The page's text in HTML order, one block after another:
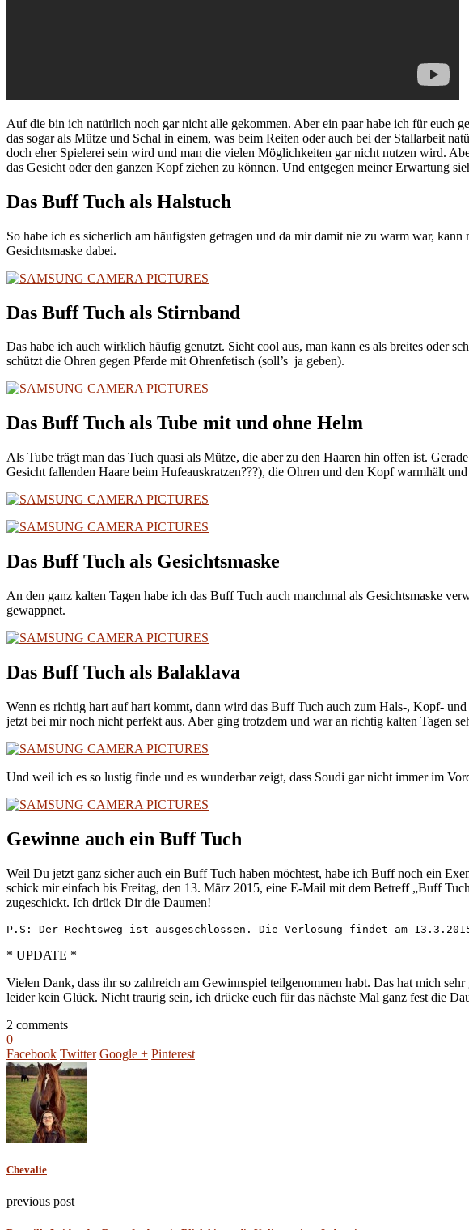
Auf die bin ich natürlich noch gar nicht alle gekommen. Aber ein paar habe ich für euch
das sogar als Mütze und Schal in einem, was beim Reiten oder auch bei der Stallarbeit
doch eher Spielerei sein wird und man die vielen Möglichkeiten gar nicht nutzen wird.
das Gesicht oder den ganzen Kopf ziehen zu können. Und entgegen meiner Erwartung
Das Buff Tuch als Halstuch
So habe ich es sicherlich am häufigsten getragen und da mir damit nie zu warm war,
Gesichtsmaske dabei.
Das Buff Tuch als Stirnband
Das habe ich auch wirklich häufig genutzt. Sieht cool aus, man kann es als breites oder
schützt die Ohren gegen Pferde mit Ohrenfetisch (soll’s ja geben).
Das Buff Tuch als Tube mit und ohne Helm
Als Tube trägt man das Tuch quasi als Mütze, die aber zu den Haaren hin offen ist.
Gesicht fallenden Haare beim Hufeauskratzen???), die Ohren und den Kopf warmhält
Das Buff Tuch als Gesichtsmaske
An den ganz kalten Tagen habe ich das Buff Tuch auch manchmal als Gesichtsmaske
gewappnet.
Das Buff Tuch als Balaklava
Wenn es richtig hart auf hart kommt, dann wird das Buff Tuch auch zum Hals-, Kopf-
jetzt bei mir noch nicht perfekt aus. Aber ging trotzdem und war an richtig kalten Tagen
Und weil ich es so lustig finde und es wunderbar zeigt, dass Soudi gar nicht immer im
Gewinne auch ein Buff Tuch
Weil Du jetzt ganz sicher auch ein Buff Tuch haben möchtest, habe ich Buff noch ein
schick mir einfach bis Freitag, den 13. März 2015, eine E-Mail mit dem Betreff „Buff
zugeschickt. Ich drück Dir die Daumen!
P.S: Der Rechtsweg ist ausgeschlossen. Die Verlosung findet am
* UPDATE *
Vielen Dank, dass ihr so zahlreich am Gewinnspiel teilgenommen habt. Das hat mich
leider kein Glück. Nicht traurig sein, ich drücke euch für das nächste Mal ganz fest die
2 comments
0
Facebook Twitter Google + Pinterest
Chevalie
previous post